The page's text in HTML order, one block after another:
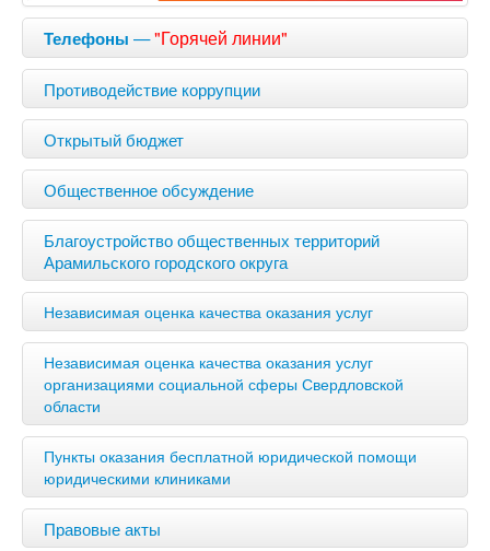
Телефоны —"Горячей линии"
Противодействие коррупции
Открытый бюджет
Общественное обсуждение
Благоустройство общественных территорий
Арамильского городского округа
Независимая оценка качества оказания услуг
Независимая оценка качества оказания услуг
организациями социальной сферы Свердловской
области
Пункты оказания бесплатной юридической помощи
юридическими клиниками
Правовые акты